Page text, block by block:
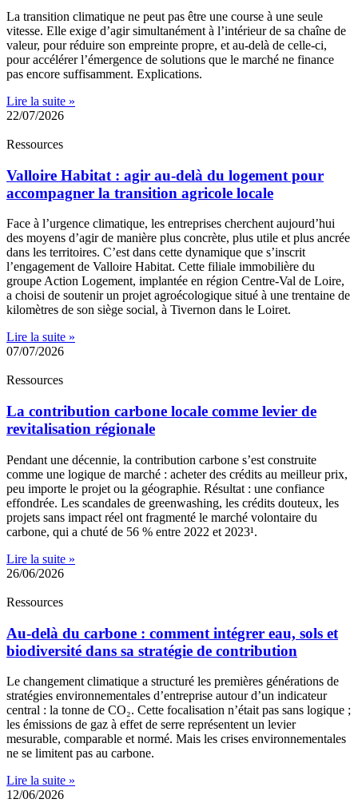
La transition climatique ne peut pas être une course à une seule
vitesse. Elle exige d’agir simultanément à l’intérieur de sa chaîne de
valeur, pour réduire son empreinte propre, et au-delà de celle-ci,
pour accélérer l’émergence de solutions que le marché ne finance
pas encore suffisamment. Explications.
Lire la suite »
22/07/2026
Ressources
Valloire Habitat : agir au-delà du logement pour
accompagner la transition agricole locale
Face à l’urgence climatique, les entreprises cherchent aujourd’hui
des moyens d’agir de manière plus concrète, plus utile et plus ancrée
dans les territoires. C’est dans cette dynamique que s’inscrit
l’engagement de Valloire Habitat. Cette filiale immobilière du
groupe Action Logement, implantée en région Centre-Val de Loire,
a choisi de soutenir un projet agroécologique situé à une trentaine de
kilomètres de son siège social, à Tivernon dans le Loiret.
Lire la suite »
07/07/2026
Ressources
La contribution carbone locale comme levier de
revitalisation régionale
Pendant une décennie, la contribution carbone s’est construite
comme une logique de marché : acheter des crédits au meilleur prix,
peu importe le projet ou la géographie. Résultat : une confiance
effondrée. Les scandales de greenwashing, les crédits douteux, les
projets sans impact réel ont fragmenté le marché volontaire du
carbone, qui a chuté de 56 % entre 2022 et 2023¹.
Lire la suite »
26/06/2026
Ressources
Au-delà du carbone : comment intégrer eau, sols et
biodiversité dans sa stratégie de contribution
Le changement climatique a structuré les premières générations de
stratégies environnementales d’entreprise autour d’un indicateur
central : la tonne de CO₂. Cette focalisation n’était pas sans logique ;
les émissions de gaz à effet de serre représentent un levier
mesurable, comparable et normé. Mais les crises environnementales
ne se limitent pas au carbone.
Lire la suite »
12/06/2026